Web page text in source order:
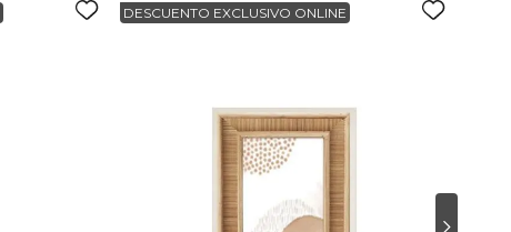
DESCUENTO EXCLUSIVO ONLINE